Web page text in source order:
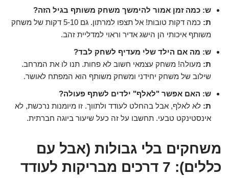
ש: כמה זמן אמור להימשך משחק משותף בגיל הזה?
ת:
כמה דקות טובות! אל תצפו למרתון. גם 5-10 דקות של משחק
משותף איכותי הן הישג אדיר וראוי למדליית זהב.
ש: מה אם הילד שלי מעדיף לשחק לבד?
ת: מעולה! משחק עצמאי חשוב לא פחות. תנו לו את המרחב.
שילוב של משחק יחידני ומשחק משותף הוא המפתח לאושר.
ש: האם אפשר "לאלף" ילדים לשתף פעולה?
ת: לא לאלף, אבל בהחלט לעודד ולתווך. זו מיומנות נרכשת, לא
אינסטינקט טבעי. תחשבו על זה כעל שיעור ביוגה חברתית.
משחקים בלי גבולות (אבל עם
כללים): 7 דרכים מבריקות לעודד